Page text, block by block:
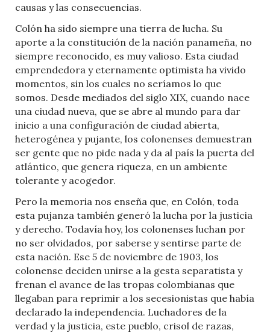
causas y las consecuencias.
Colón ha sido siempre una tierra de lucha. Su
aporte a la constitución de la nación panameña, no
siempre reconocido, es muy valioso. Esta ciudad
emprendedora y eternamente optimista ha vivido
momentos, sin los cuales no seríamos lo que
somos. Desde mediados del siglo XIX, cuando nace
una ciudad nueva, que se abre al mundo para dar
inicio a una configuración de ciudad abierta,
heterogénea y pujante, los colonenses demuestran
ser gente que no pide nada y da al país la puerta del
atlántico, que genera riqueza, en un ambiente
tolerante y acogedor.
Pero la memoria nos enseña que, en Colón, toda
esta pujanza también generó la lucha por la justicia
y derecho. Todavía hoy, los colonenses luchan por
no ser olvidados, por saberse y sentirse parte de
esta nación. Ese 5 de noviembre de 1903, los
colonense deciden unirse a la gesta separatista y
frenan el avance de las tropas colombianas que
llegaban para reprimir a los secesionistas que había
declarado la independencia. Luchadores de la
verdad y la justicia, este pueblo, crisol de razas,